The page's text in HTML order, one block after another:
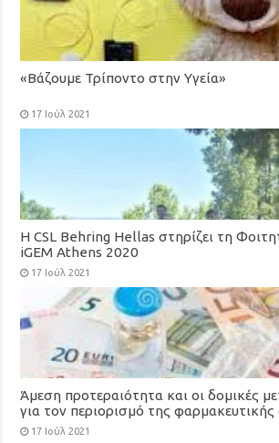
«Βάζουμε Τρίποντο στην Υγεία»
17 Ιούλ 2021
H CSL Behring Hellas στηρίζει τη
iGEM Athens 2020
17 Ιούλ 2021
Άμεση προτεραιότητα και οι δομικές
για τον περιορισμό της
17 Ιούλ 2021